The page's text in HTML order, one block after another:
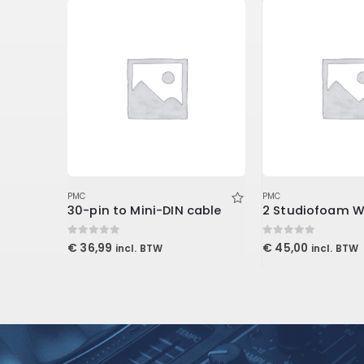
PMC
30-pin to Mini-DIN cable
0out of 5
€ 36,99 incl. BTW
PMC
0out of 5
€ 45,00 incl. BTW